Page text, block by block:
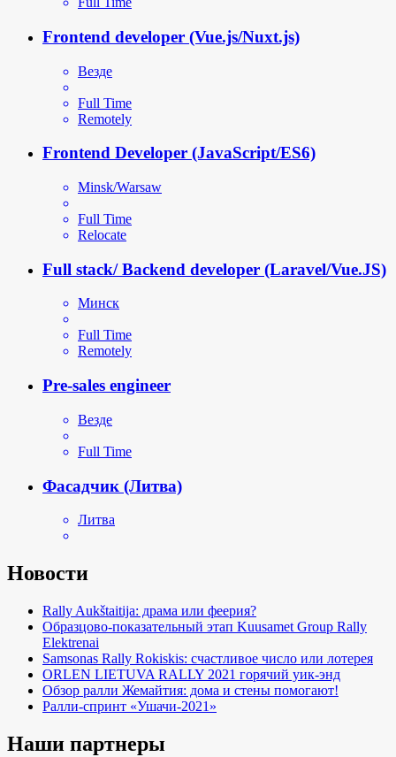
Frontend developer (Vue.js/Nuxt.js)
Везде
Full Time
Remotely
Frontend Developer (JavaScript/ES6)
Minsk/Warsaw
Full Time
Relocate
Full stack/ Backend developer (Laravel/Vue.JS)
Минск
Full Time
Remotely
Pre-sales engineer
Везде
Full Time
Фасадчик (Литва)
Литва
Новости
Rally Aukštaitija: драма или феерия?
Образцово-показательный этап Kuusamet Group Rally
Elektrenai
Samsonas Rally Rokiskis: счастливое число или лотерея
ORLEN LIETUVA RALLY 2021 горячий уик-энд
Обзор ралли Жемайтия: дома и стены помогают!
Ралли-спринт «Ушачи-2021»
Наши партнеры